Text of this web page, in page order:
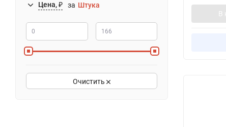
Цена, ₽ за Штука
Очистить
В